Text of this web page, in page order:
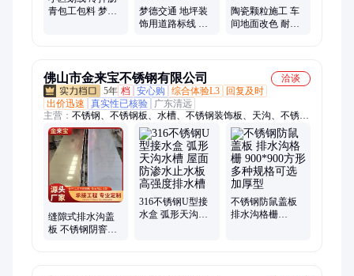
青包工包料 梦德
梦德交通 地坪装
饰用道路标线 物
陶瓷颗粒施工 车
间地面改色 耐磨
佛山市金来宝不锈钢有限公司
洽谈
5年 档 安心购 综合体验L3
回复及时
出价迅速
真实性已核验
广东清远
主营： 不锈钢、不锈钢板、水槽、不锈钢装饰板、天沟、不锈钢
水槽、激光切割加工、钣金加工、排水沟盖板、缝隙式排水沟、
地沟盖板、拉丝不锈钢、格栅板、不锈钢加工、镀钛不锈钢、镜
面不锈钢、色板、蚀刻不锈钢、波纹板、乱纹不锈钢、镀铜不锈
钢、屏风、井盖、不锈钢管、不锈钢收边条
缝隙式排水沟盖
板 不锈钢阴窨绿
316不锈钢U型接
水盒 弧形天沟水
不锈钢防鼠盖板
排水沟格栅